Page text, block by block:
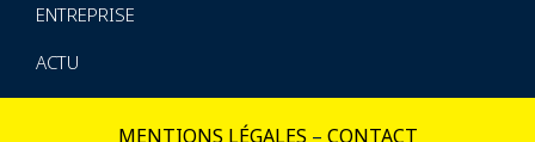
ENTREPRISE
ACTU
MENTIONS LÉGALES – CONTACT